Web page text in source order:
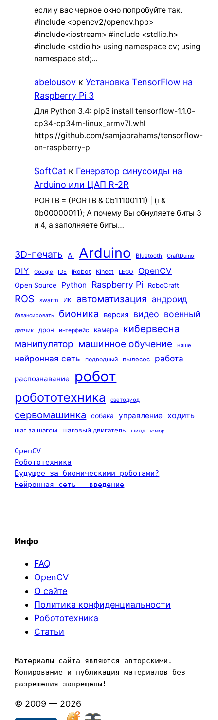
если у вас черное окно попробуйте так.
#include <opencv2/opencv.hpp>
#include<iostream> #include <stdlib.h>
#include <stdio.h> using namespace cv; using
namespace std;…
abelousov кУстановка TensorFlow на
Raspberry Pi 3
Для Python 3.4: pip3 install tensorflow-1.1.0-
cp34-cp34m-linux_armv7l.whl
https://github.com/samjabrahams/tensorflow-
on-raspberry-pi
SoftCat к Генератор синусоиды на
Arduino или ЦАП R-2R
PORTB = (PORTB & 0b11100111) | (i &
0b00000011); А почему Вы обнуляете биты 3
и 4, а заполняете биты…
3D-печать AI Arduino Bluetooth CraftDuino
DIY Google IDE iRobot Kinect LEGO OpenCV
Open Source Python Raspberry Pi RoboCraft
ROS swarm ИК автоматизация андроид
балансировать бионика версия видео военный
датчик дрон интерфейс камера кибервесна
манипулятор машинное обучение наше
нейронная сеть подводный пылесос работа
распознавание робот
робототехника светодиод
сервомашинка собака управление ходить
шаг за шагом шаговый двигатель шилд юмор
OpenCV
Робототехника
Будущее за бионическими роботами?
Нейронная сеть - введение
Инфо
FAQ
OpenCV
О сайте
Политика конфиденциальности
Робототехника
Статьи
Материалы сайта являются авторскими.
Копирование и публикация материалов без
разрешения запрещены!
© 2009 — 2026